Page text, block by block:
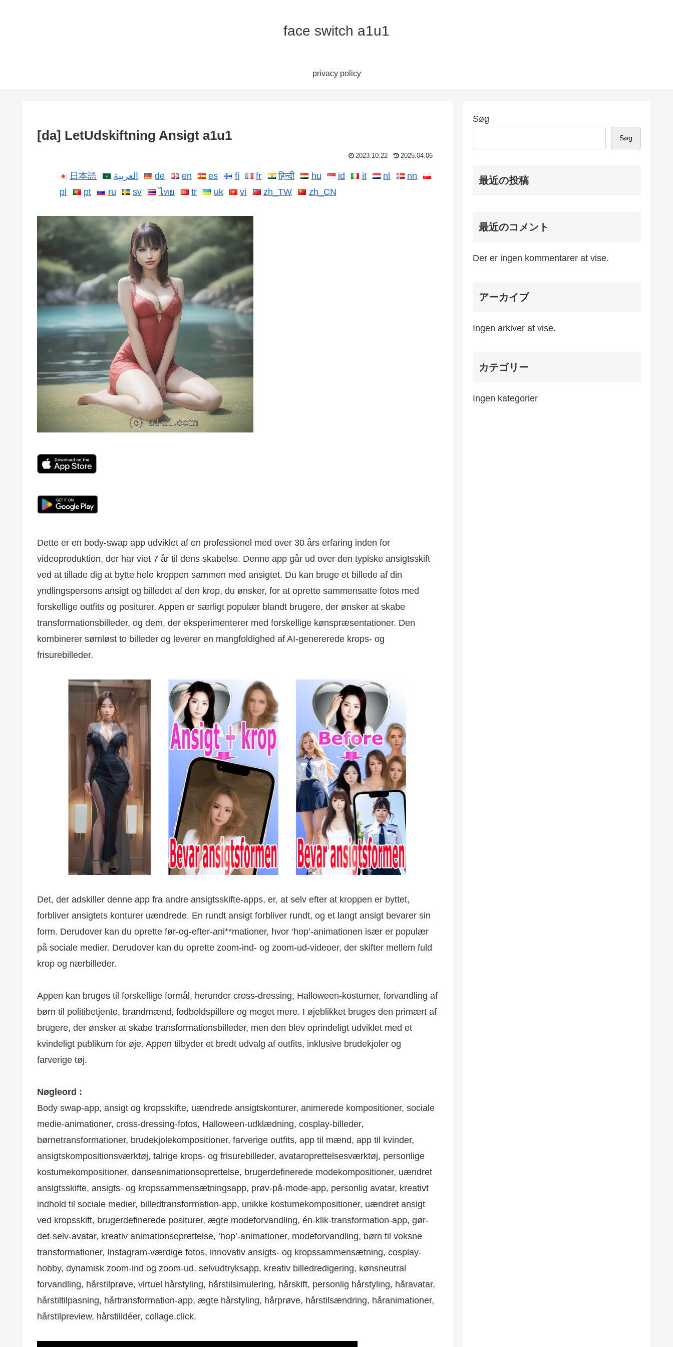
face switch a1u1
privacy policy
[da] LetUdskiftning Ansigt a1u1
2023.10.22 2025.04.06
日本語 العربية de en es fi fr हिन्दी hu id it nl
nn
pl
pt ru sv ไทย tr uk vi zh_TW zh_CN
Dette er en body-swap app udviklet af en professionel med over 30 års erfaring inden for
videoproduktion, der har viet 7 år til dens skabelse. Denne app går ud over den typiske ansigtsskift
ved at tillade dig at bytte hele kroppen sammen med ansigtet. Du kan bruge et billede af din
yndlingspersons ansigt og billedet af den krop, du ønsker, for at oprette sammensatte fotos med
forskellige outfits og positurer. Appen er særligt populær blandt brugere, der ønsker at skabe
transformationsbilleder, og dem, der eksperimenterer med forskellige kønspræsentationer. Den
kombinerer sømløst to billeder og leverer en mangfoldighed af AI-genererede krops- og
frisurebilleder.
Det, der adskiller denne app fra andre ansigtsskifte-apps, er, at selv efter at kroppen er byttet,
forbliver ansigtets konturer uændrede. En rundt ansigt forbliver rundt, og et langt ansigt bevarer sin
form. Derudover kan du oprette før-og-efter-ani**mationer, hvor ‘hop’-animationen især er populær
på sociale medier. Derudover kan du oprette zoom-ind- og zoom-ud-videoer, der skifter mellem fuld
krop og nærbilleder.
Appen kan bruges til forskellige formål, herunder cross-dressing, Halloween-kostumer, forvandling af
børn til politibetjente, brandmænd, fodboldspillere og meget mere. I øjeblikket bruges den primært af
brugere, der ønsker at skabe transformationsbilleder, men den blev oprindeligt udviklet med et
kvindeligt publikum for øje. Appen tilbyder et bredt udvalg af outfits, inklusive brudekjoler og
farverige tøj.
Nøgleord :
Body swap-app, ansigt og kropsskifte, uændrede ansigtskonturer, animerede kompositioner, sociale
medie-animationer, cross-dressing-fotos, Halloween-udklædning, cosplay-billeder,
børnetransformationer, brudekjolekompositioner, farverige outfits, app til mænd, app til kvinder,
ansigtskompositionsværktøj, talrige krops- og frisurebilleder, avataroprettelsesværktøj, personlige
kostumekompositioner, danseanimationsoprettelse, brugerdefinerede modekompositioner, uændret
ansigtsskifte, ansigts- og kropssammensætningsapp, prøv-på-mode-app, personlig avatar, kreativt
indhold til sociale medier, billedtransformation-app, unikke kostumekompositioner, uændret ansigt
ved kropsskift, brugerdefinerede positurer, ægte modeforvandling, én-klik-transformation-app, gør-
det-selv-avatar, kreativ animationsoprettelse, ‘hop’-animationer, modeforvandling, børn til voksne
transformationer, Instagram-værdige fotos, innovativ ansigts- og kropssammensætning, cosplay-
hobby, dynamisk zoom-ind og zoom-ud, selvudtryksapp, kreativ billedredigering, kønsneutral
forvandling, hårstilprøve, virtuel hårstyling, hårstilsimulering, hårskift, personlig hårstyling, håravatar,
hårstiltilpasning, hårtransformation-app, ægte hårstyling, hårprøve, hårstilsændring, håranimationer,
hårstilpreview, hårstilidéer, collage.click.
Søg
Søg
最近の投稿
最近のコメント
Der er ingen kommentarer at vise.
アーカイブ
Ingen arkiver at vise.
カテゴリー
Ingen kategorier